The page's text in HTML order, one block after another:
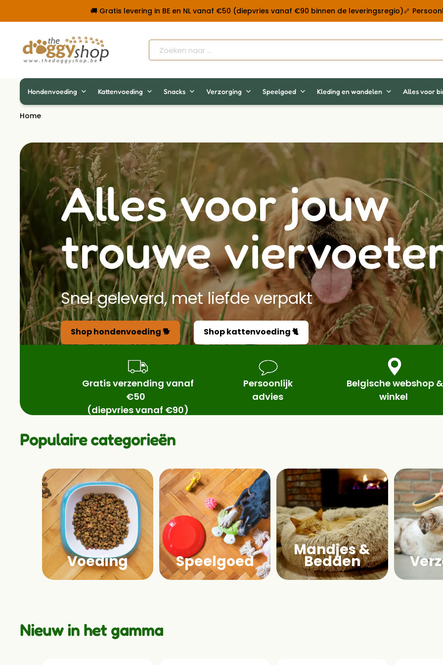
🚚 Gratis levering in BE en NL vanaf €50 (diepvries vanaf €90 binnen de leveringsregio)🦴
Hondenvoeding Kattenvoeding Snacks Verzorging Speelgoed Kleding en wandelen Alles voor
Home
Snel geleverd, met liefde verpakt
Shop hondenvoeding 🐕 Shop kattenvoeding 🐈
Alles voor jouw
trouwe
Gratis verzending vanaf
€50
(diepvries vanaf €90)
Persoonlijk
advies
Belgische webshop &
winkel
Populaire categorieën
Voeding Speelgoed
Mandjes &
Bedden
Nieuw in het gamma